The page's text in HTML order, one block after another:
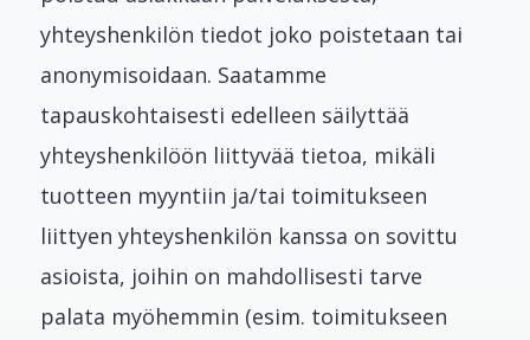
yhteyshenkilön tiedot joko poistetaan tai
anonymisoidaan. Saatamme
tapauskohtaisesti edelleen säilyttää
yhteyshenkilöön liittyvää tietoa, mikäli
tuotteen myyntiin ja/tai toimitukseen
liittyen yhteyshenkilön kanssa on sovittu
asioista, joihin on mahdollisesti tarve
palata myöhemmin (esim. toimitukseen